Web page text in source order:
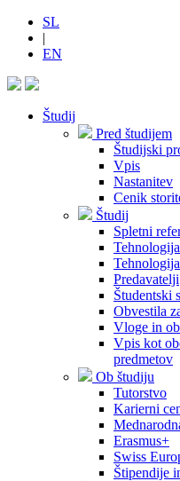
SL
|
EN
Študij
Pred študijem
Študijski
Vpis
Nastanitev
Cenik
Študij
Spletni
Predavatelji
Študentski
Obvestila
Vloge in
Vpis kot
predmetov
Ob študiju
Tutorstvo
Karierni
Erasmus+
Swiss
Štipendije